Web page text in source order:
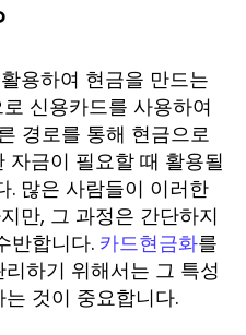
용하여 현금을 만드는
신용카드를 사용하여
경로를 통해 현금으로
자금이 필요할 때 활용될
. 많은 사람들이 이러한
만, 그 과정은 간단하지
반합니다. 카드현금화를
하기 위해서는 그 특성
것이 중요합니다.